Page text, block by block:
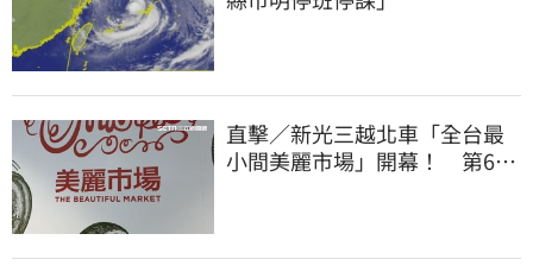
直擊／新光三越北車「全台最
小間美麗市場」開幕！ 第6家